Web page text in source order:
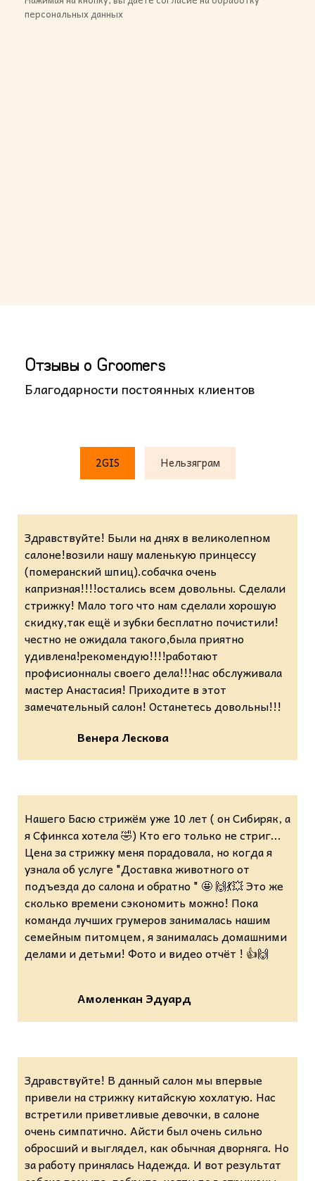
персональных данных
Отзывы о Groomers
Благодарности постоянных клиентов
2GIS Нельзяграм
Здравствуйте! Были на днях в великолепном
салоне!возили нашу маленькую принцессу
(померанский шпиц).собачка очень
капризная!!!!остались всем довольны. Сделали
стрижку! Мало того что нам сделали хорошую
скидку,так ещё и зубки бесплатно почистили!
честно не ожидала такого,была приятно
удивлена!рекомендую!!!!работают
профисионналы своего дела!!!нас обслуживала
мастер Анастасия! Приходите в этот
замечательный салон! Останетесь довольны!!!
Венера Лескова
Нашего Басю стрижём уже 10 лет ( он Сибиряк, а
я Сфинкса хотела 🤣) Кто его только не стриг...
Цена за стрижку меня порадовала, но когда я
узнала об услуге "Доставка животного от
подъезда до салона и обратно " 🤩 🙌💃💥 Это же
сколько времени сэкономить можно! Пока
команда лучших грумеров занималась нашим
семейным питомцем, я занималась домашними
делами и детьми! Фото и видео отчёт ! 👍🙌
Амоленкан Эдуард
Здравствуйте! В данный салон мы впервые
привели на стрижку китайскую хохлатую. Нас
встретили приветливые девочки, в салоне
очень симпатично. Айсти был очень сильно
обросший и выглядел, как обычная дворняга. Но
за работу принялась Надежда. И вот результат